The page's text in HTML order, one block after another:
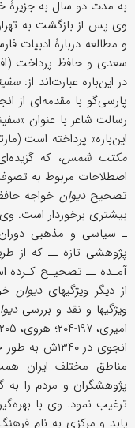
به مدت دو سال به جزیرۀ
وی پس از بازگشت به
و مطالعه دربارۀ ادبیات
در این‌باره عبارت‌اند از:
پارسی‌گو با مقدمه‌ای از
رسالت شاعر با عنوان
این‌باره» پرداخته است (مارتسلف،
مکتب شمس، که
اصطلاحات مربوط به
تصحیحدیوان خواجه
بیشتری برخوردار است.
ـ سیاسی و مذهبی دوران
پژوهشی تازه ــ که از
آمـده ــ تصحیـح کـرده
از دیگر ویژگیهایدیوان
ویژگیها و نقد و بررسی
امیری، ۱۹۷-۲۰۴؛ هروی، ۲۰۵-۲۲۴؛ خرمشاهی، ۲۲۵).
انجوی در
مناطق مختلف ایران
پژوهشگران و مردم را به
ترغیب نمود. وی با
یابد و مرکزی به نام